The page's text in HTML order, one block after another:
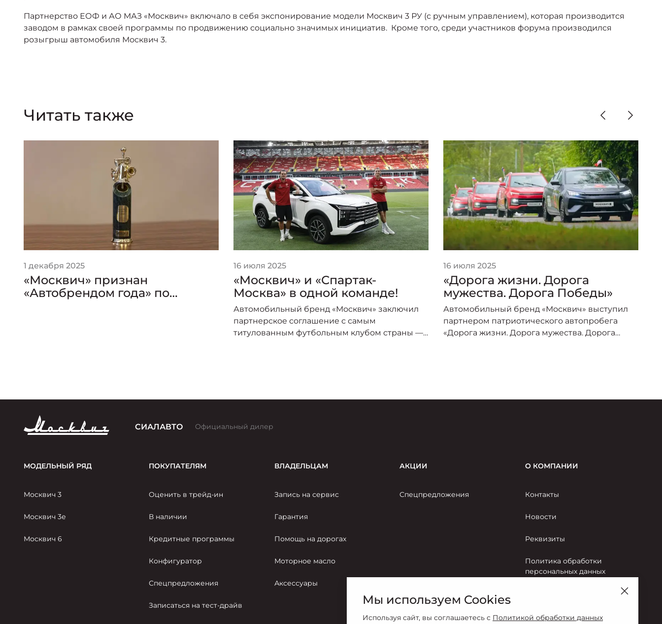
Партнерство ЕОФ и АО МАЗ «Москвич» включало в себя экспонирование модели Москвич 3 РУ (с ручным управлением), которая производится
заводом в рамках своей программы по продвижению социально значимых инициатив. Кроме того, среди участников форума производился
розыгрыш автомобиля Москвич 3.
Читать также
1 декабря 2025
«Москвич» признан
«Автобрендом года» по
16 июля 2025
«Москвич» и «Спартак-
Москва» в одной команде!
Автомобильный бренд «Москвич» заключил
партнерское соглашение с самым
титулованным футбольным клубом страны —
16 июля 2025
«Дорога жизни. Дорога
мужества. Дорога Победы»
Автомобильный бренд «Москвич» выступил
партнером патриотического автопробега
«Дорога жизни. Дорога мужества. Дорога
СИАЛАВТО Официальный дилер
МОДЕЛЬНЫЙ РЯД
Москвич 3
Москвич 3е
Москвич 6
ПОКУПАТЕЛЯМ
Оценить в трейд-ин
В наличии
Кредитные программы
Конфигуратор
Спецпредложения
Записаться на тест-драйв
ВЛАДЕЛЬЦАМ
Запись на сервис
Гарантия
Помощь на дорогах
Моторное масло
Аксессуары
АКЦИИ
Спецпредложения
О КОМПАНИИ
Контакты
Новости
Реквизиты
Политика обработки
персональных данных
Правила пользования сайтом
Согласие на обработку
Мы используем Cookies
Используя сайт, вы соглашаетесь с Политикой обработки данных